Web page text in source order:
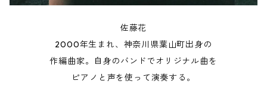
佐藤花
2000年生まれ、神奈川県葉山町出身の
作編曲家。自身のバンドでオリジナル曲を
ピアノと声を使って演奏する。